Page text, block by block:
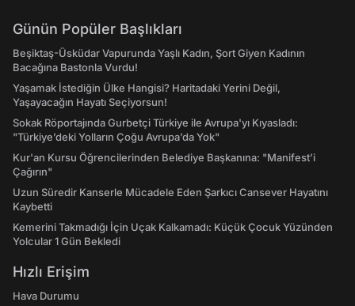
Günün Popüler Başlıkları
Beşiktaş-Üsküdar Vapurunda Yaşlı Kadın, Şort Giyen Kadının
Bacağına Bastonla Vurdu!
Yaşamak İstediğin Ülke Hangisi? Haritadaki Yerini Değil,
Yaşayacağın Hayatı Seçiyorsun!
Sokak Röportajında Gurbetçi Türkiye ile Avrupa'yı Kıyasladı:
"Türkiye’deki Yolların Çoğu Avrupa’da Yok"
Kur'an Kursu Öğrencilerinden Belediye Başkanına: "Manifest’i
Çağırın"
Uzun Süredir Kanserle Mücadele Eden Şarkıcı Cansever Hayatını
Kaybetti
Kemerini Takmadığı İçin Uçak Kalkamadı: Küçük Çocuk Yüzünden
Yolcular 1 Gün Bekledi
Hızlı Erişim
Hava Durumu